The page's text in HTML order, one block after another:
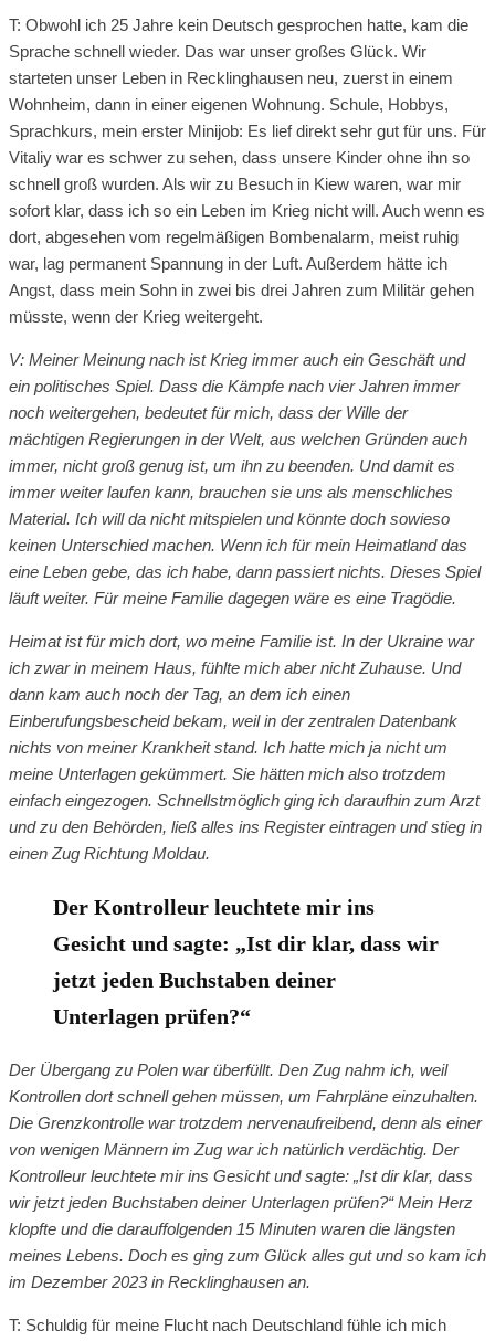
T: Obwohl ich 25 Jahre kein Deutsch gesprochen hatte, kam die
Sprache schnell wieder. Das war unser großes Glück. Wir
starteten unser Leben in Recklinghausen neu, zuerst in einem
Wohnheim, dann in einer eigenen Wohnung. Schule, Hobbys,
Sprachkurs, mein erster Minijob: Es lief direkt sehr gut für uns. Für
Vitaliy war es schwer zu sehen, dass unsere Kinder ohne ihn so
schnell groß wurden. Als wir zu Besuch in Kiew waren, war mir
sofort klar, dass ich so ein Leben im Krieg nicht will. Auch wenn es
dort, abgesehen vom regelmäßigen Bombenalarm, meist ruhig
war, lag permanent Spannung in der Luft. Außerdem hätte ich
Angst, dass mein Sohn in zwei bis drei Jahren zum Militär gehen
müsste, wenn der Krieg weitergeht.
V: Meiner Meinung nach ist Krieg immer auch ein Geschäft und
ein politisches Spiel. Dass die Kämpfe nach vier Jahren immer
noch weitergehen, bedeutet für mich, dass der Wille der
mächtigen Regierungen in der Welt, aus welchen Gründen auch
immer, nicht groß genug ist, um ihn zu beenden. Und damit es
immer weiter laufen kann, brauchen sie uns als menschliches
Material. Ich will da nicht mitspielen und könnte doch sowieso
keinen Unterschied machen. Wenn ich für mein Heimatland das
eine Leben gebe, das ich habe, dann passiert nichts. Dieses Spiel
läuft weiter. Für meine Familie dagegen wäre es eine Tragödie.
Heimat ist für mich dort, wo meine Familie ist. In der Ukraine war
ich zwar in meinem Haus, fühlte mich aber nicht Zuhause. Und
dann kam auch noch der Tag, an dem ich einen
Einberufungsbescheid bekam, weil in der zentralen Datenbank
nichts von meiner Krankheit stand. Ich hatte mich ja nicht um
meine Unterlagen gekümmert. Sie hätten mich also trotzdem
einfach eingezogen. Schnellstmöglich ging ich daraufhin zum Arzt
und zu den Behörden, ließ alles ins Register eintragen und stieg in
einen Zug Richtung Moldau.
Der Kontrolleur leuchtete mir ins
Gesicht und sagte: „Ist dir klar, dass wir
jetzt jeden Buchstaben deiner
Unterlagen prüfen?“
Der Übergang zu Polen war überfüllt. Den Zug nahm ich, weil
Kontrollen dort schnell gehen müssen, um Fahrpläne einzuhalten.
Die Grenzkontrolle war trotzdem nervenaufreibend, denn als einer
von wenigen Männern im Zug war ich natürlich verdächtig. Der
Kontrolleur leuchtete mir ins Gesicht und sagte: „Ist dir klar, dass
wir jetzt jeden Buchstaben deiner Unterlagen prüfen?“ Mein Herz
klopfte und die darauffolgenden 15 Minuten waren die längsten
meines Lebens. Doch es ging zum Glück alles gut und so kam ich
im Dezember 2023 in Recklinghausen an.
T: Schuldig für meine Flucht nach Deutschland fühle ich mich